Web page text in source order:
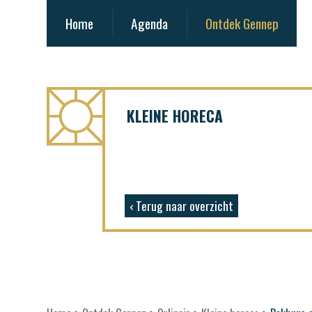
Home Agenda Ontdek Gennep
KLEINE HORECA
‹ Terug naar overzicht